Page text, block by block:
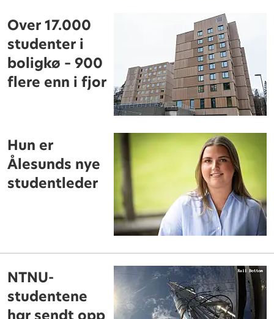
Over 17.000
studenter i
boligkø – 900
flere enn i fjor
Hun er
Ålesunds nye
studentleder
NTNU-
studentene